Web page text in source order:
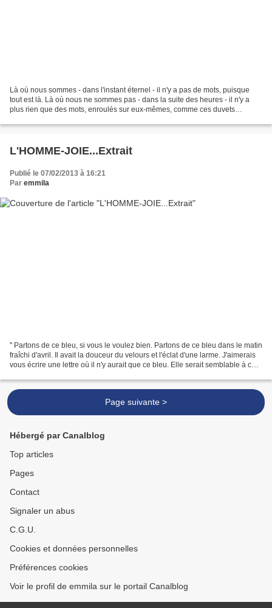
Là où nous sommes - dans l'instant éternel - il n'y a pas de mots, puisque
tout est là. Là où nous ne sommes pas - dans la suite des heures - il n'y a
plus rien que des mots, enroulés sur eux-mêmes, comme ces duvets
L'HOMME-JOIE...Extrait
Publié le 07/02/2013 à 16:21
Par emmila
" Partons de ce bleu, si vous le voulez bien. Partons de ce bleu dans le matin
fraîchi d'avril. Il avait la douceur du velours et l'éclat d'une larme. J'aimerais
vous écrire une lettre où il n'y aurait que ce bleu. Elle serait semblable à ce
Page suivante >
Hébergé par Canalblog
Top articles
Pages
Contact
Signaler un abus
C.G.U.
Cookies et données personnelles
Préférences cookies
Voir le profil de emmila sur le portail Canalblog